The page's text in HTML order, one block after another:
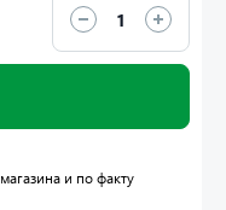
и по факту